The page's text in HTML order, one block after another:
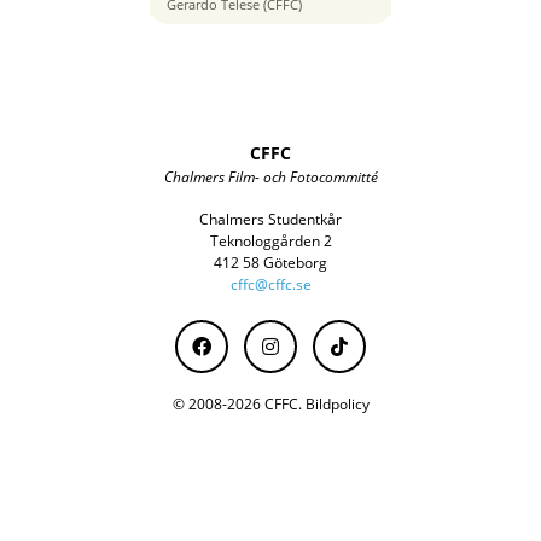
Gerardo Telese (CFFC)
CFFC
Chalmers Film- och Fotocommitté
Chalmers Studentkår
Teknologgården 2
412 58 Göteborg
cffc@cffc.se
© 2008-2026 CFFC. Bildpolicy